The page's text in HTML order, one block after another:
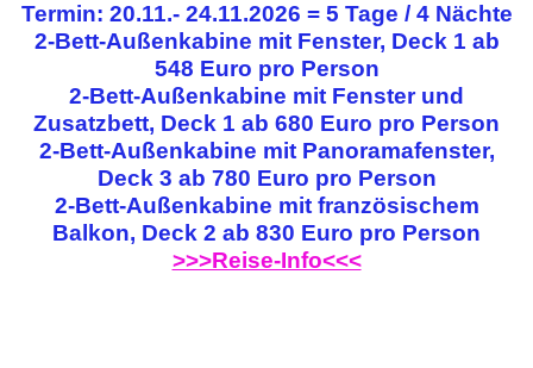
Termin: 20.11.- 24.11.2026 = 5 Tage / 4 Nächte
2-Bett-Außenkabine mit Fenster, Deck 1 ab
548 Euro pro Person
2-Bett-Außenkabine mit Fenster und
Zusatzbett, Deck 1 ab 680 Euro pro Person
2-Bett-Außenkabine mit Panoramafenster,
Deck 3 ab 780 Euro pro Person
2-Bett-Außenkabine mit französischem
Balkon, Deck 2 ab 830 Euro pro Person
>>>Reise-Info<<<